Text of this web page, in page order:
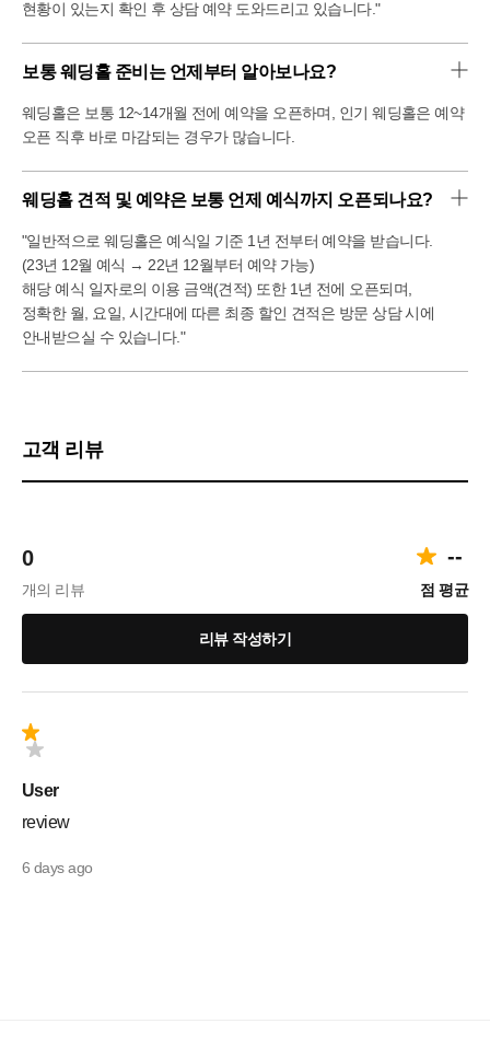
현황이 있는지 확인 후 상담 예약 도와드리고 있습니다."
보통 웨딩홀 준비는 언제부터 알아보나요?
웨딩홀은 보통 12~14개월 전에 예약을 오픈하며, 인기 웨딩홀은 예약
오픈 직후 바로 마감되는 경우가 많습니다.
웨딩홀 견적 및 예약은 보통 언제 예식까지 오픈되나요?
"일반적으로 웨딩홀은 예식일 기준 1년 전부터 예약을 받습니다.
(23년 12월 예식 → 22년 12월부터 예약 가능)
해당 예식 일자로의 이용 금액(견적) 또한 1년 전에 오픈되며,
정확한 월, 요일, 시간대에 따른 최종 할인 견적은 방문 상담 시에
안내받으실 수 있습니다."
고객 리뷰
0
개의 리뷰
--
점 평균
리뷰 작성하기
User
review
6 days ago